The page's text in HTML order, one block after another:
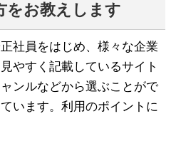
をお教えします
社員をはじめ、様々な企業
やすく記載しているサイト
ンルなどから選ぶことがで
います。利用のポイントに